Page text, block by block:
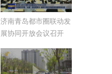
济南青岛都市圈联动发
展协同开放会议召开
合竞争力 加快打造北
方地区经济重要增长极